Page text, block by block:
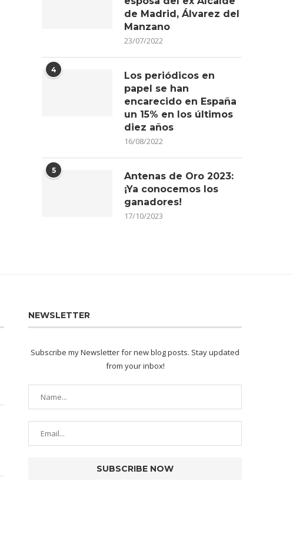
de Madrid, Álvarez del
Manzano
23/07/2022
4
Los periódicos en
papel se han
encarecido en España
un 15% en los últimos
diez años
16/08/2022
5
Antenas de Oro 2023:
¡Ya conocemos los
ganadores!
17/10/2023
NEWSLETTER
Subscribe my Newsletter for new blog posts. Stay updated
from your inbox!